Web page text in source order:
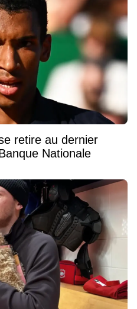
retire au dernier
Nationale